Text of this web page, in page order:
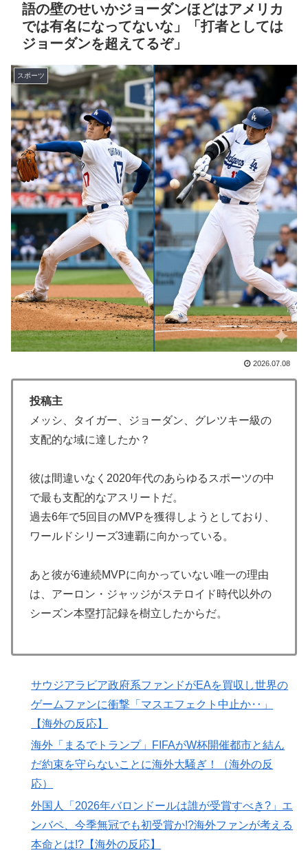
レビ番組が最新SNSの数十年先を行っていたと話題に
▶
海外「全部日本の真似だったのか…」 日本の普通のテ
レビ番組が最新SNSの数十年先を行っていたと話題に
▶ 外国人「ひどい奴なのに視聴者から愛される日本のアニ
メキャラがこちら」（海外の反応）
▶ 韓国人「本日チームをサヨナラ負けさせたイ・ジョンフ
の守備、ガチでヤバ過ぎる…」→「のび太レベルの守備
ｗｗ」＝韓国の反応
▶ 海外「いったいなぜ！」なぜか日本人気に嫉妬する西洋
メディアに海外が大騒ぎ
▶ 海外「日本旅行で捺してきたスタンプをクッションカバ
ーにしてみた！」一風変わった日本旅行の記念品のアイ
ディアに対する海外の反応
▶ 「原子が同じ場所にいたまま、2つの姿を規則的に行き
来し続ける」時間結晶という物質の状態が実在するらし
い
▶ 韓国人「PSG、日本の鈴木彩艶に約60億円で正式オファ
ー・・・」→「あいつがそれほどなのか（ﾌﾞﾙﾌﾞﾙ）」
▶ 海外「これ美味しい！」米国で一番人気のおフランス製
「日本のパン」に海外が大騒ぎ
▶
飛行機の座席で長いポニーテールが後席モニターを塞ぐ
迷惑行為！！
たらいいんだ？ → 「現代の経済は人口増加を前提とし
ているからな」「福祉の崩壊もヤバい」
▶ 【海外の反応】南アのGK、ペナルティエリアを壮大に
勘違いして一発退場「どんな空間認識能力だよｗ」
タビューに登場した女子高生4人組がエモすぎると話題
▶ 【海外の反応】なぜイチローはあんなに敬遠四球が多か
▶ 【MLB】先発投手のパワーランキング → 「セールが山
ーと同じ勝数なんだよな」
▶ 海外「世界で日本を死守するぞ！」 日本の消防署を訪
れたちびっ子集団が世界をメロメロに
▶ 【海外の反応】移民なしで少子化を解決するにはどうし
たらいいんだ？ → 「現代の経済は人口増加を前提とし
ているからな」「福祉の崩壊もヤバい」
▶ 韓国人「本日チームをサヨナラ負けさせたイ・ジョンフ
の守備、ガチでヤバ過ぎる…」→「のび太レベルの守備
ｗｗ」＝韓国の反応
語の壁のせいかジョーダンほどはアメリカ
では有名になってないな」「打者としては
ジョーダンを超えてるぞ」
スポーツ
2026.07.08
投稿主
メッシ、タイガー、ジョーダン、グレツキー級の
支配的な域に達したか？
彼は間違いなく2020年代のあらゆるスポーツの中
で最も支配的なアスリートだ。
過去6年で5回目のMVPを獲得しようとしており、
ワールドシリーズ3連覇に向かっている。
あと彼が6連続MVPに向かっていない唯一の理由
は、アーロン・ジャッジがステロイド時代以外の
シーズン本塁打記録を樹立したからだ。
サウジアラビア政府系ファンドがEAを買収し世界の
ゲームファンに衝撃「マスエフェクト中止か‥」
【海外の反応】
海外「まるでトランプ」FIFAがW杯開催都市と結ん
だ約束を守らないことに海外大騒ぎ！（海外の反
応）
外国人「2026年バロンドールは誰が受賞すべき?」エ
ンバペ、今季無冠でも初受賞か!?海外ファンが考える
本命とは!?【海外の反応】